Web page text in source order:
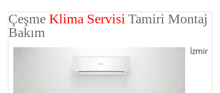
Çeşme Klima ServisiTamiri Montaj
Bakım
İzmir